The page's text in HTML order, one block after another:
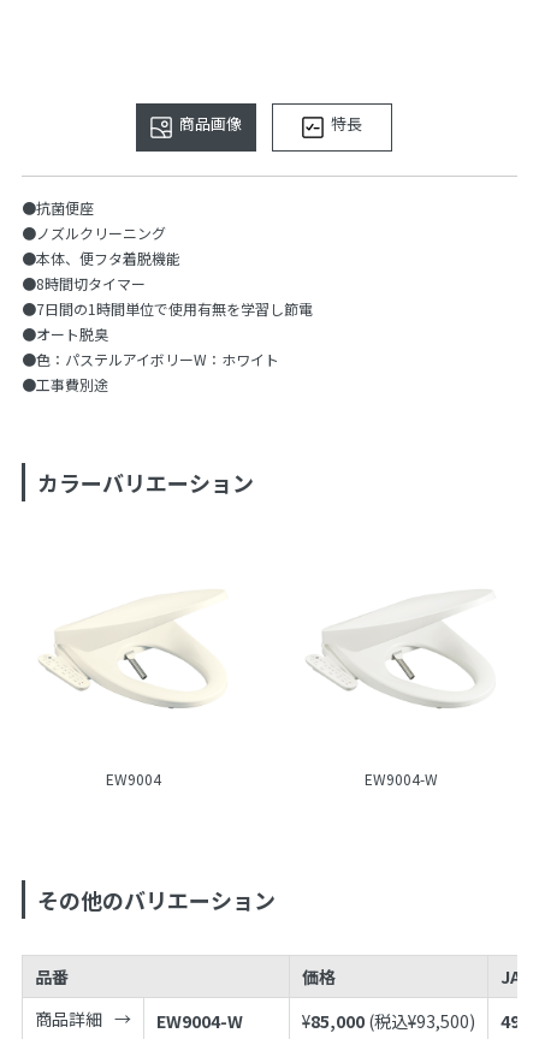
商品画像 特長
●抗菌便座
●ノズルクリーニング
●本体、便フタ着脱機能
●8時間切タイマー
●7日間の1時間単位で使用有無を学習し節電
●オート脱臭
●色：パステルアイボリーW：ホワイト
●工事費別途
カラーバリエーション
EW9004 EW9004-W
その他のバリエーション
品番 価格
JAN
商品詳細
EW9004-W ¥85,000 (税込¥93,500)